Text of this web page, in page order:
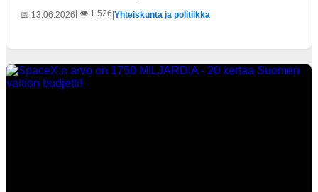
📅 13.06.2026 | 👁️ 1 526|Yhteiskunta ja politiikka